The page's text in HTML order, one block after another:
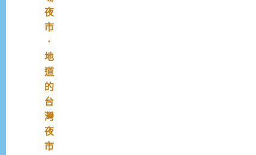
人
推
薦
的 -
「
新
鷺
梁
津
水
產
一
樣
望
能
完
成
的
目
標
是
夜
市
．
地
道
的
台
灣
夜
市